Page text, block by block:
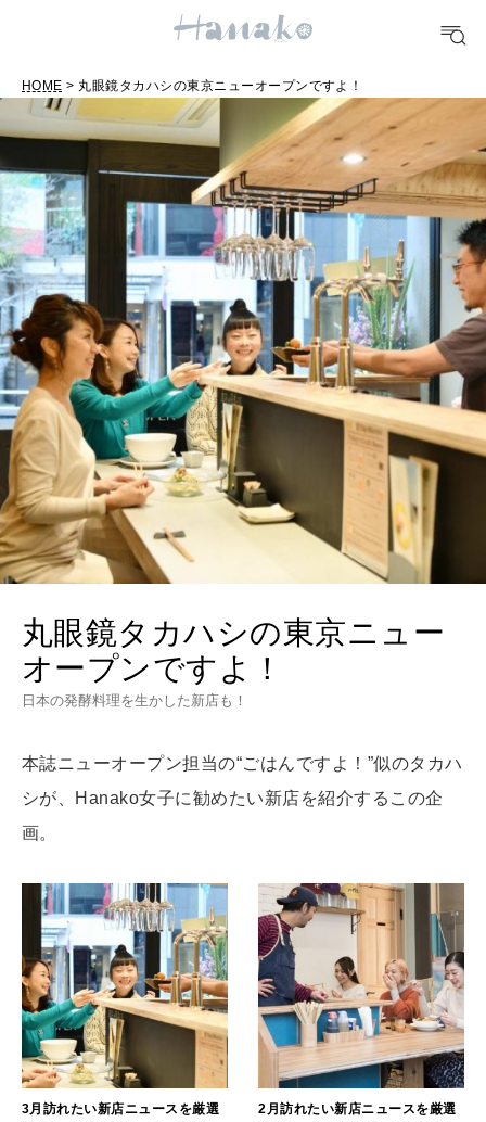
10 CATEGORIES
FOOD
おいしい
TRAVEL
どこ行く？
FORTUNE
明日のわたし
[12星座別] Weekly Holoscope
[12星座別] Monthly Love Holoscope
女神まり愛のタロットメッセージ
HEALTH
自分にやさしく
MAMA
CULTURE
自分を耕す
WORK&MONEY
いい人生って？
HOME > 丸眼鏡タカハシの東京ニューオープンですよ！
丸眼鏡タカハシの東京ニュー
オープンですよ！
日本の発酵料理を生かした新店も！
本誌ニューオープン担当の“ごはんですよ！”似のタカハ
シが、Hanako女子に勧めたい新店を紹介するこの企
画。
3月訪れたい新店ニュースを厳選
2月訪れたい新店ニュースを厳選